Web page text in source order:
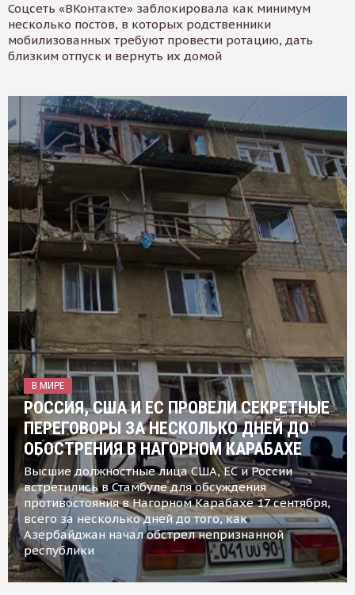
Соцсеть «ВКонтакте» заблокировала как минимум
несколько постов, в которых родственники
мобилизованных требуют провести ротацию, дать
близким отпуск и вернуть их домой
В МИРЕ
РОССИЯ, США И ЕС ПРОВЕЛИ СЕКРЕТНЫЕ
ПЕРЕГОВОРЫ ЗА НЕСКОЛЬКО ДНЕЙ ДО
ОБОСТРЕНИЯ В НАГОРНОМ КАРАБАХЕ
Высшие должностные лица США, ЕС и России
встретились в Стамбуле для обсуждения
противостояния в Нагорном Карабахе 17 сентября,
всего за несколько дней до того, как
Азербайджан начал обстрел непризнанной
республики